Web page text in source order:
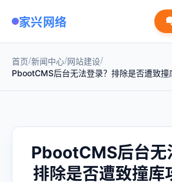
家兴网络
首页/新闻中心/网站建设/
PbootCMS后台无法登录？排除是否遭致撞
PbootCMS后台无
排除是否遭致撞库